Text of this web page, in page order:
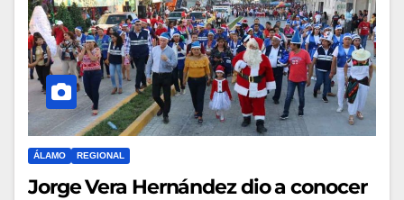
ÁLAMO REGIONAL
Jorge Vera Hernández dio a conocer